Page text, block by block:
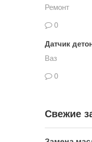
Ремонт
0
Датчик
Ваз
0
Свежие